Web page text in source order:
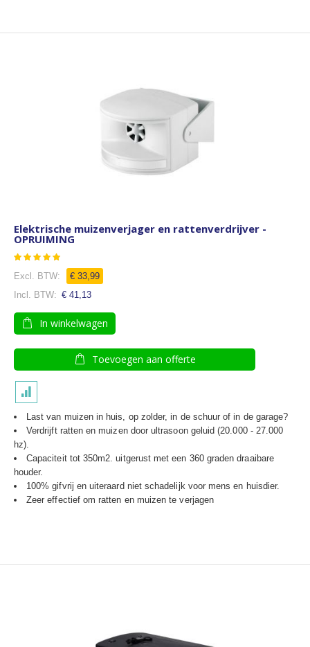
Elektrische muizenverjager en rattenverdrijver -
OPRUIMING
Waardering:
€ 33,99
€ 41,13
In winkelwagen
Toevoegen aan offerte
Last van muizen in huis, op zolder, in de schuur of in de garage?
Verdrijft ratten en muizen door ultrasoon geluid (20.000 - 27.000
hz).
Capaciteit tot 350m2. uitgerust met een 360 graden draaibare
houder.
100% gifvrij en uiteraard niet schadelijk voor mens en huisdier.
Zeer effectief om ratten en muizen te verjagen